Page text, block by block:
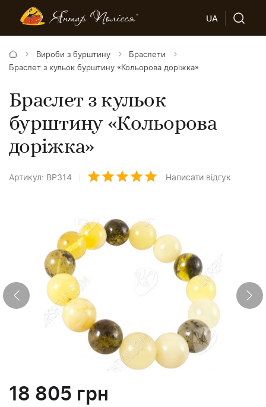
UA
Вироби з бурштину
Браслети
Браслет з кульок бурштину «Кольорова доріжка»
Браслет з кульок
бурштину «Кольорова
доріжка»
Артикул: BP314 Написати відгук
18 805 грн